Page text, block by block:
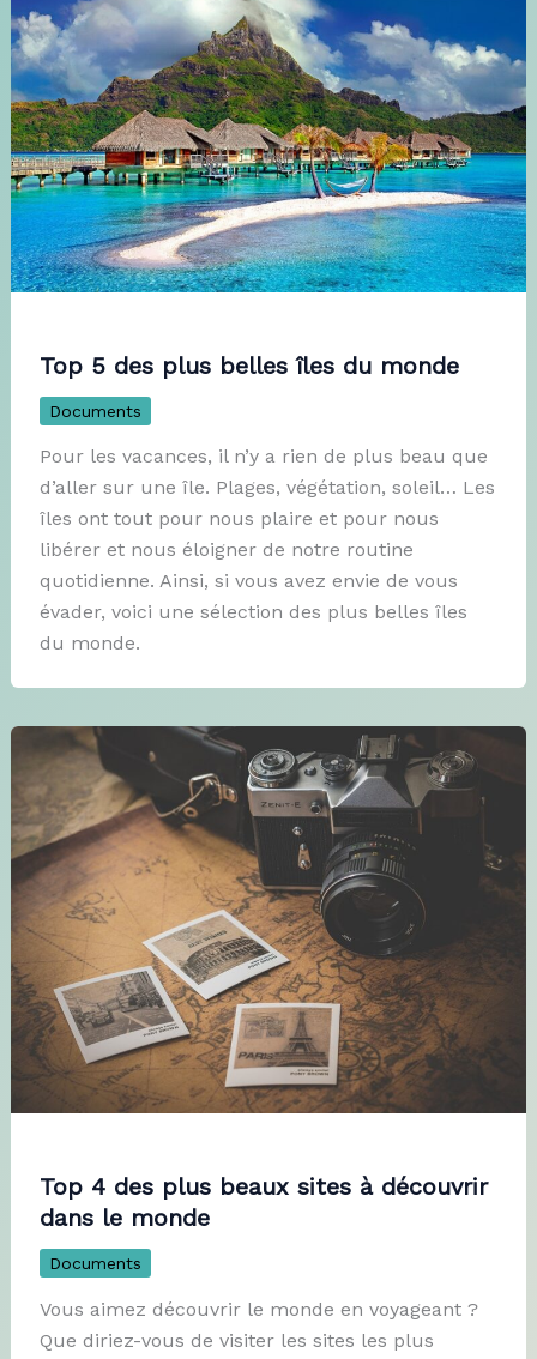
Top 5 des plus belles îles du monde
Documents
Pour les vacances, il n’y a rien de plus beau que
d’aller sur une île. Plages, végétation, soleil… Les
îles ont tout pour nous plaire et pour nous
libérer et nous éloigner de notre routine
quotidienne. Ainsi, si vous avez envie de vous
évader, voici une sélection des plus belles îles
du monde.
Top 4 des plus beaux sites à découvrir
dans le monde
Documents
Vous aimez découvrir le monde en voyageant ?
Que diriez-vous de visiter les sites les plus